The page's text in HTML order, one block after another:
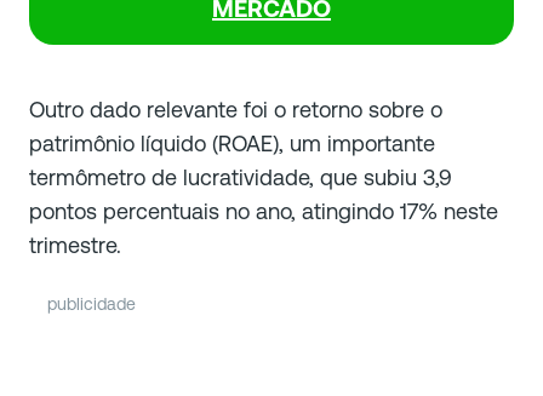
MERCADO
Outro dado relevante foi o retorno sobre o
patrimônio líquido (ROAE), um importante
termômetro de lucratividade, que subiu 3,9
pontos percentuais no ano, atingindo 17% neste
trimestre.
publicidade